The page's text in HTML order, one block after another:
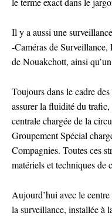
Il y a aussi une
-Caméras de
de Nouakchott, ainsi
Toujours dans le cadre
assurer la fluidité du
centrale chargée de la
Groupement Spécial
Compagnies. Toutes ces
matériels et techniques de
Aujourd’hui avec le
la surveillance, installée à